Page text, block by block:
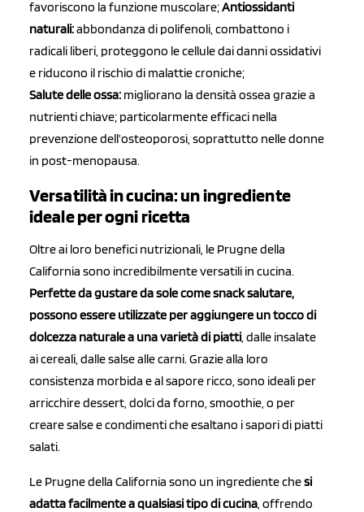
favoriscono la funzione muscolare;Antiossidanti
naturali:abbondanza di polifenoli, combattono i
radicali liberi, proteggono le cellule dai danni ossidativi
e riducono il rischio di malattie croniche;
Salute delle ossa: migliorano la densità ossea grazie a
nutrienti chiave; particolarmente efficaci nella
prevenzione dell’osteoporosi, soprattutto nelle donne
in post-menopausa.
Versatilità in cucina: un ingrediente
ideale per ogni ricetta
Oltre ai loro benefici nutrizionali, le Prugne della
California sono incredibilmente versatili in cucina.
Perfette da gustare da sole come snack salutare,
possono essere utilizzate per aggiungere un tocco di
dolcezza naturale a una varietà di piatti , dalle insalate
ai cereali, dalle salse alle carni. Grazie alla loro
consistenza morbida e al sapore ricco, sono ideali per
arricchire dessert, dolci da forno, smoothie, o per
creare salse e condimenti che esaltano i sapori di piatti
salati.
Le Prugne della California sono un ingrediente chesi
adatta facilmente a qualsiasi tipo di cucina , offrendo